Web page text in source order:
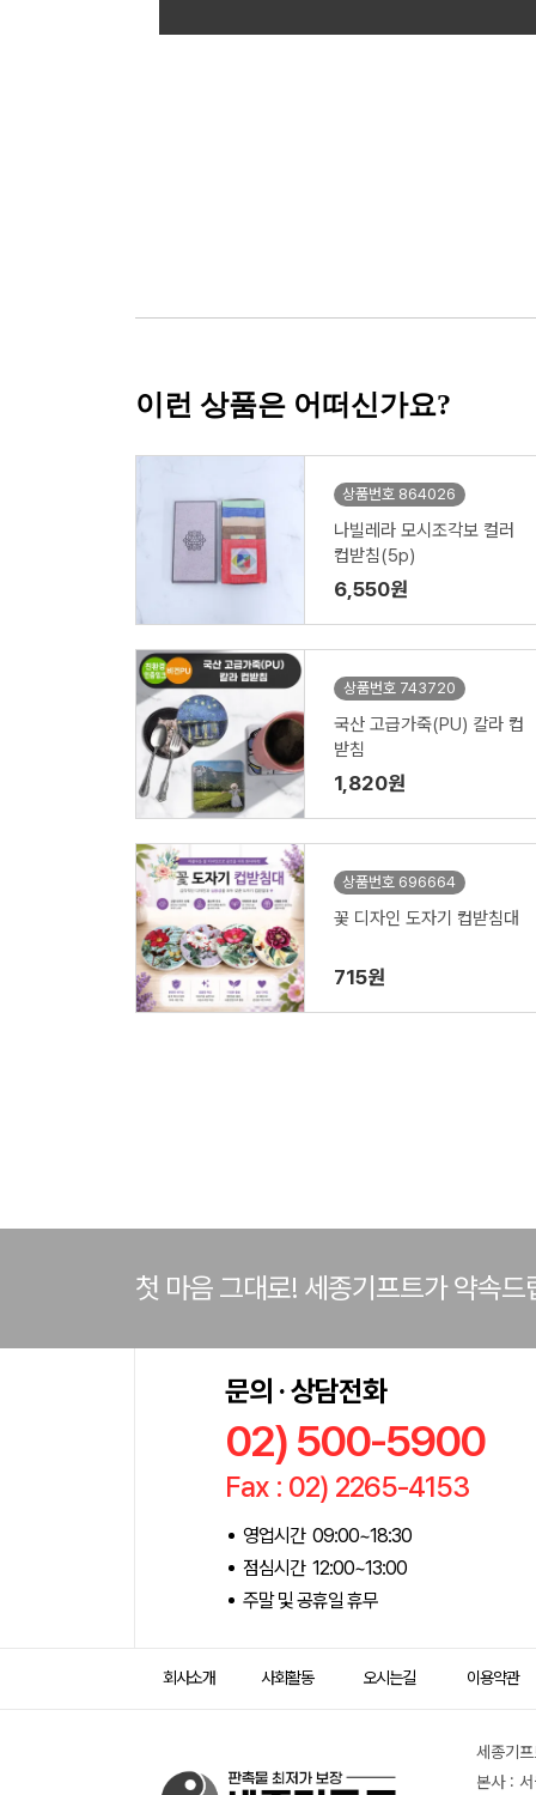
이런 상품은 어떠신가요?
상품번호 864026
나빌레라 모시조각보 컬러
컵받침(5p)
6,550원
상품번호 743720
국산 고급가죽(PU) 칼라 컵
받침
1,820원
상품번호 696664
꽃 디자인 도자기 컵받침대
715원
첫 마음 그대로! 세종기프트가 약속드
문의 · 상담전화
02) 500-5900
Fax : 02) 2265-4153
영업시간 09:00~18:30
점심시간 12:00~13:00
주말 및 공휴일 휴무
회사소개 사회활동 오시는길 이용약관
세종기
본사 :